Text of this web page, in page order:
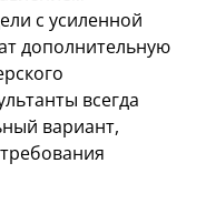
с усиленной
дополнительную
всегда
вариант,